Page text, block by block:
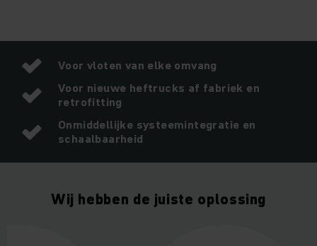
Voor vloten van elke omvang
Voor nieuwe heftrucks af fabriek en
retrofitting
Onmiddellijke systeemintegratie en
schaalbaarheid
Wij hebben de juiste oplossing